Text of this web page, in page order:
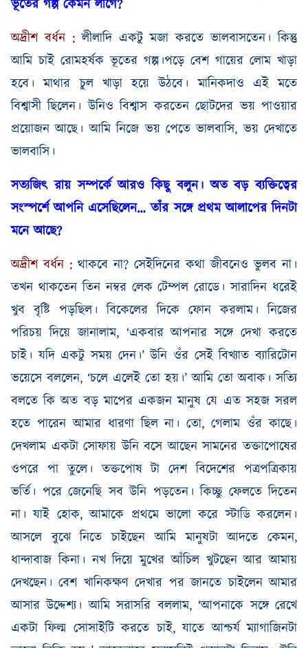
ভূতের গল্প কেমন লাগে?
অদ্রীশ বর্ধন :লীলাদি একটু মজা করতে ভালবাসতেন। কিন্তু
আমি চাই রোমহর্ষক ভূতের গল্প।পড়ে বেশ গায়ের লোম খাড়া
হবে। মাথার চুল খাড়া হয়ে উঠবে। মানিকদাও এই মতে
বিশ্বাসী ছিলেন। উনিও বিশ্বাস করতেন ছোটদের ভয় পাওয়ার
প্রয়োজন আছে। আমি নিজে ভয় পেতে ভালবাসি,ভয় দেখাতে
ভালবাসি।
সত্যজিৎ রায় সম্পর্কে আরও কিছু বলুন। অত বড় ব্যক্তিত্বের
সংস্পর্শে আপনি এসেছিলেন…তাঁর সঙ্গে প্রথম আলাপের দিনটা
মনে আছে?
অদ্রীশ বর্ধন : থাকবে না? সেইদিনের কথা জীবনেও ভুলব না।
তখন থাকতেন তিন নম্বর লেক টেম্পল রোডে। সারাদিন ধরেই
খুব বৃষ্টি পড়ছিল। বিকেলের দিকে ফোন করলাম। নিজের
পরিচয় দিয়ে জানালাম, ‘একবার আপনার সঙ্গে দেখা করতে
চাই। যদি একটু সময় দেন।’ উনি ওঁর সেই বিখ্যাত ব্যারিটোন
ভয়েসে বললেন, ‘চলে এলেই তো হয়।’ আমি তো অবাক। সত্যি
বলতে কি অত বড় মাপের একজন মানুষ যে এত সহজ সরল
হতে পারেন আমার ধারণা ছিল না। তো,গেলাম ওঁর কাছে।
দেখলাম একটা সোফায় উনি বসে আছেন সামনের তক্তাপোষের
ওপরে পা তুলে। তক্তপোষ টা দেশ বিদেশের পত্রপত্রিকায়
ভর্তি। পরে জেনেছি সব উনি পড়তেন। কিচ্ছু ফেলতে দিতেন
না। যাই হোক,আমাকে প্রথমে ভালো করে স্টাডি করলেন।
আসলে বুঝে নিতে চাইছেন আমি মানুষটা আদতে কেমন,
ধান্দাবাজ কিনা। নখ দিয়ে মুখের আঁচিল খুটছেন আর আমায়
দেখছেন। বেশ খানিকক্ষণ দেখার পর জানতে চাইলেন আমার
আসার উদ্দেশ্য। আমি সরাসরি বললাম, ‘আপনাকে সঙ্গে রেখে
একটা ফিল্ম সোসাইটি করতে চাই,যাতে আশ্চর্য ম্যাগাজিনটা